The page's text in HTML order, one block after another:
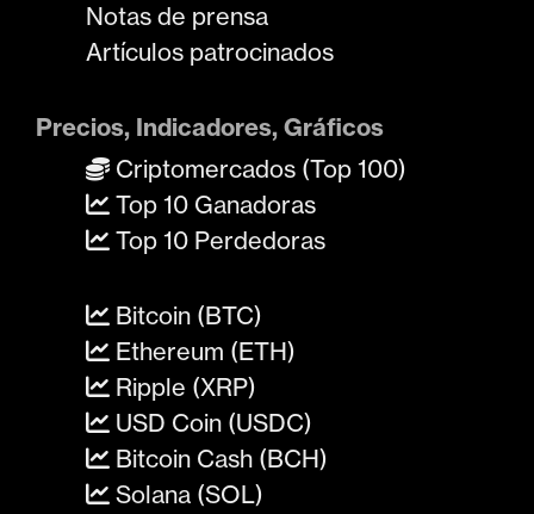
Notas de prensa
Artículos patrocinados
Precios, Indicadores, Gráficos
Criptomercados (Top 100)
Top 10 Ganadoras
Top 10 Perdedoras
Bitcoin (BTC)
Ethereum (ETH)
Ripple (XRP)
USD Coin (USDC)
Bitcoin Cash (BCH)
Solana (SOL)